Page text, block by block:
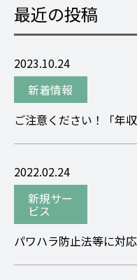
最近の投稿
2023.10.24
新着情報
ご注意ください！「年
2022.02.24
新規サー
ビス
パワハラ防止法等に対